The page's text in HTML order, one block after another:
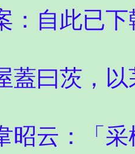
：自此已
蓋曰茨，
昭云：「